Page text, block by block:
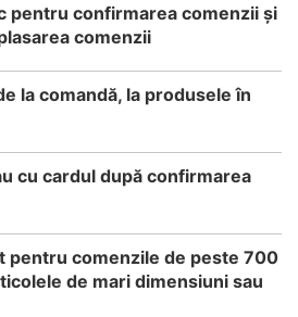
pentru confirmarea comenzii și
comenzii
la comandă, la produsele în
cu cardul după confirmarea
pentru comenzile de peste 700
de mari dimensiuni sau